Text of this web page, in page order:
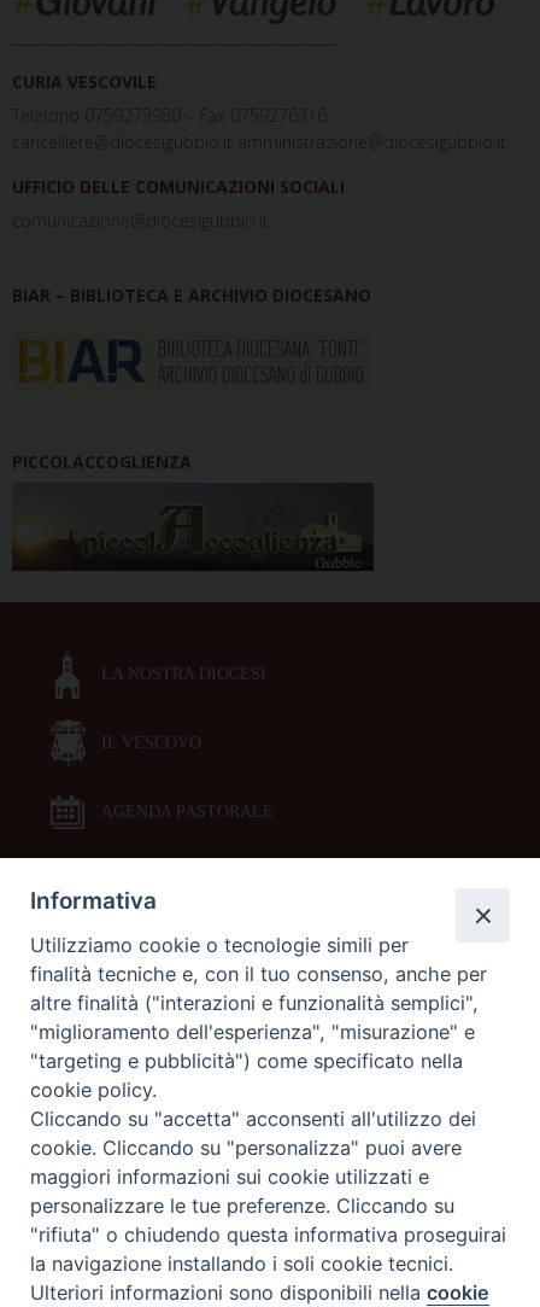
CURIA VESCOVILE
Telefono 0759273980 – Fax 0759276316
cancelliere@diocesigubbio.it amministrazione@diocesigubbio.it
UFFICIO DELLE COMUNICAZIONI SOCIALI
comunicazione@diocesigubbio.it
BIAR – BIBLIOTECA E ARCHIVIO DIOCESANO
PICCOLACCOGLIENZA
LA NOSTRA DIOCESI
IL VESCOVO
AGENDA PASTORALE
DOCUMENTI PASTORALI
ORARI MESSE
LITURGIA DELLE ORE
GALLERIE FOTOGRAFICHE
GALLERIE VIDEO
Preferenze Cookie
Informativa
Utilizziamo cookie o tecnologie simili per
finalità tecniche e, con il tuo consenso, anche per
altre finalità ("interazioni e funzionalità semplici",
"miglioramento dell'esperienza", "misurazione" e
"targeting e pubblicità") come specificato nella
cookie policy.
Cliccando su "accetta" acconsenti all'utilizzo dei
cookie. Cliccando su "personalizza" puoi avere
maggiori informazioni sui cookie utilizzati e
personalizzare le tue preferenze. Cliccando su
"rifiuta" o chiudendo questa informativa proseguirai
la navigazione installando i soli cookie tecnici.
Ulteriori informazioni sono disponibili nellacookie